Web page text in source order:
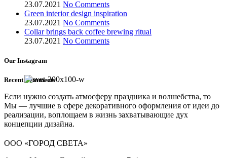
23.07.2021 No Comments
Green interior design inspiration
23.07.2021 No Comments
Collar brings back coffee brewing ritual
23.07.2021 No Comments
Our Instagram
Recent Comments
Если нужно создать атмосферу праздника и волшебства, то
Мы — лучшие в сфере декоративного оформления от идеи до
реализации, воплощаем в жизнь захватывающие дух
концепции дизайна.
ООО «ГОРОД СВЕТА»